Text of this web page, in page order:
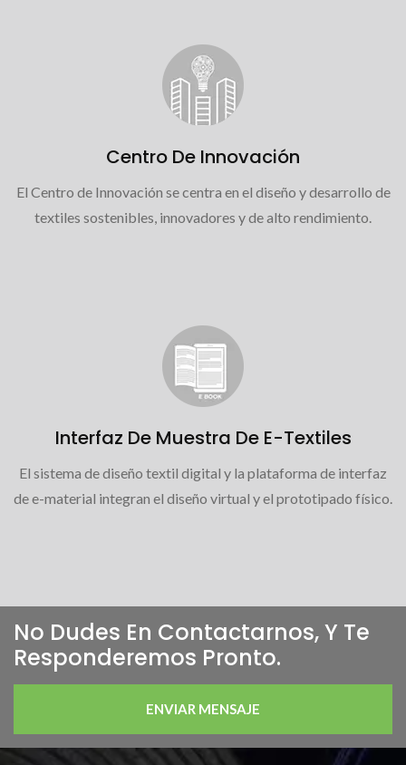
Centro De Innovación
El Centro de Innovación se centra en el diseño y desarrollo de
textiles sostenibles, innovadores y de alto rendimiento.
Interfaz De Muestra De E-Textiles
El sistema de diseño textil digital y la plataforma de interfaz
de e-material integran el diseño virtual y el prototipado físico.
No Dudes En Contactarnos, Y Te
Responderemos Pronto.
ENVIAR MENSAJE